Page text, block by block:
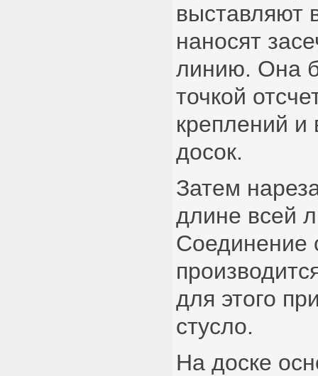
выставляют
наносят
линию. Она
точкой
креплений и
досок.
Затем
длине всей
Соединение
для этого
стусло.
На доске